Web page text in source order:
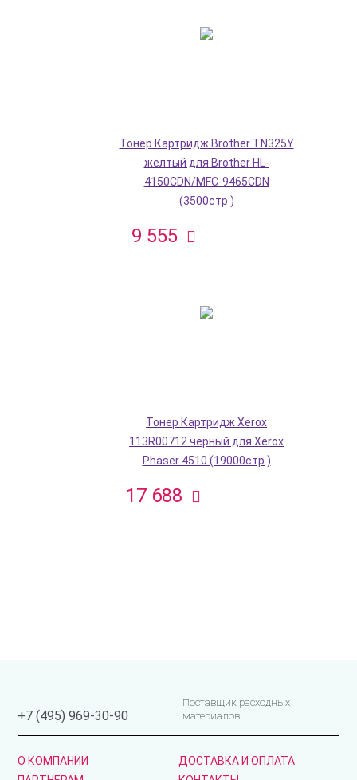
Тонер Картридж Brother TN325Y
желтый для Brother HL-
4150CDN/MFC-9465CDN
(3500стр.)
9 555
Тонер Картридж Xerox
113R00712 черный для Xerox
Phaser 4510 (19000стр.)
17 688
+7 (495) 969-30-90
Поставщик расходных
материалов
О КОМПАНИИ
ДОСТАВКА И ОПЛАТА